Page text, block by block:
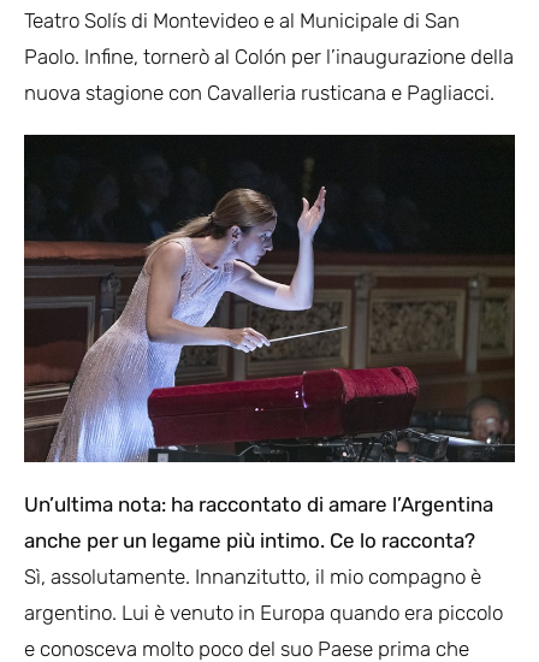
Teatro Solís di Montevideo e al Municipale di San
Paolo. Infine, tornerò al Colón per l’inaugurazione della
nuova stagione con Cavalleria rusticana e Pagliacci.
Un’ultima nota: ha raccontato di amare l’Argentina
anche per un legame più intimo. Ce lo racconta?
Sì, assolutamente. Innanzitutto, il mio compagno è
argentino. Lui è venuto in Europa quando era piccolo
e conosceva molto poco del suo Paese prima che